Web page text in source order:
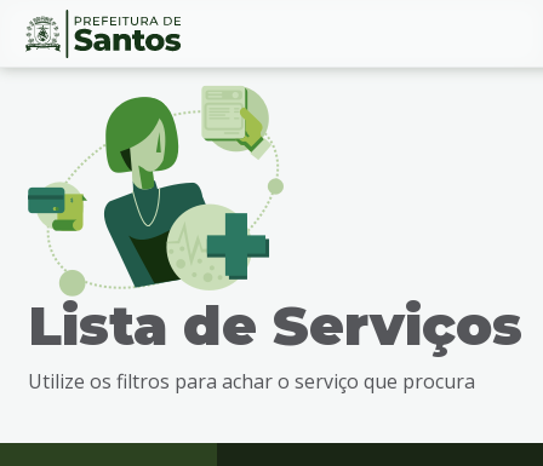
Ir
busca
Ir
Conteúdo
Lista de Serviços
Utilize os filtros para achar o serviço que procura